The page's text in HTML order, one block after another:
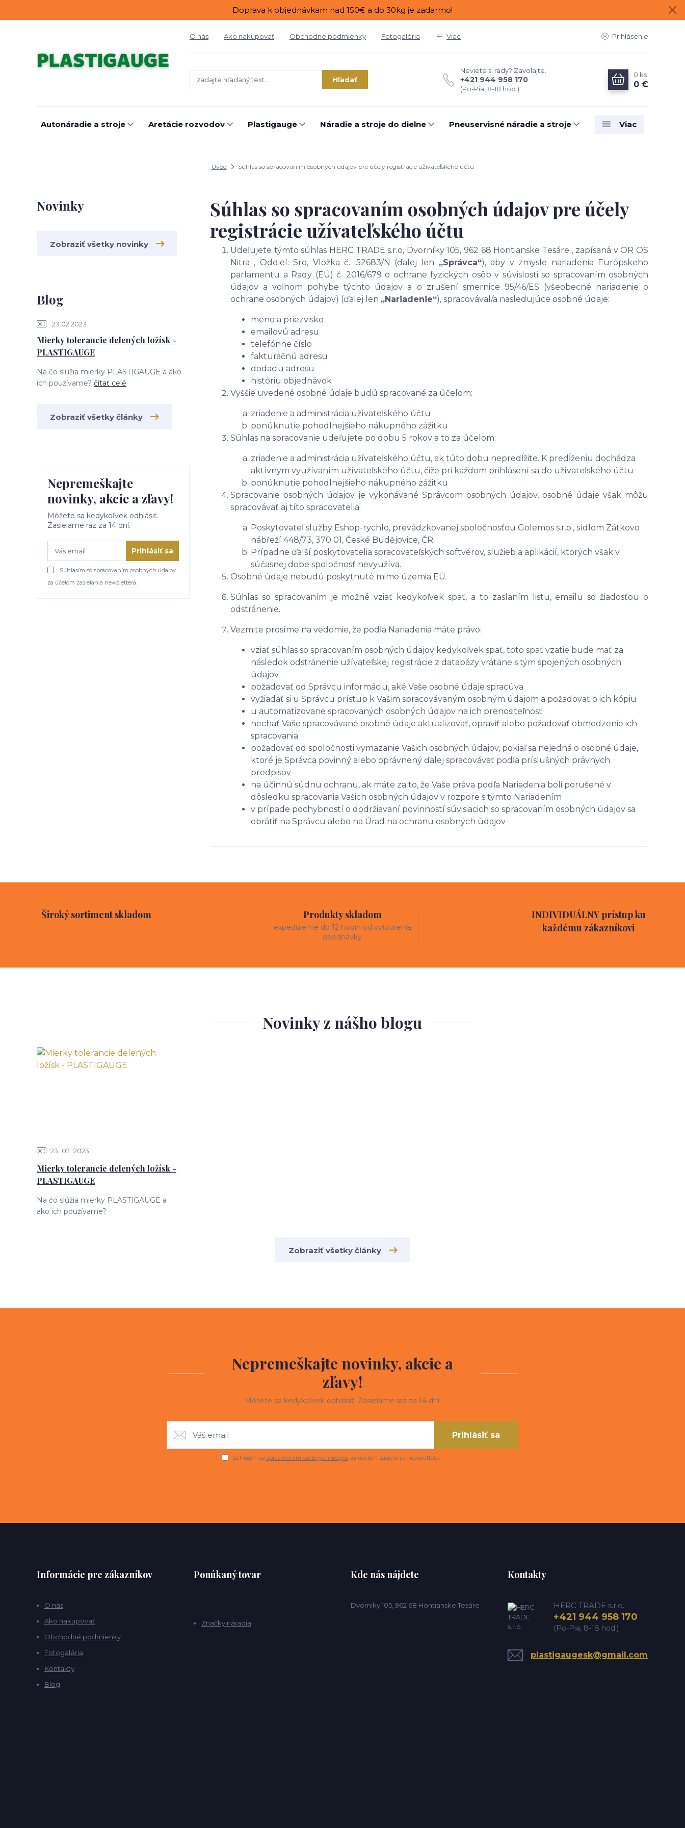
Doprava k objednávkam nad 150€ a do 30kg je zadarmo!
O nás Ako nakupovať Obchodné podmienky Fotogaléria Viac Prihlásenie
Hľadať
Neviete si rady? Zavolajte.
+421 944 958 170
(Po-Pia, 8-18 hod.)
0 ks
0 €
Autonáradie a stroje Aretácie rozvodov Plastigauge Náradie a stroje do dielne Pneuservisné náradie a stroje Viac
Úvod Súhlas so spracovaním osobných údajov pre účely registrácie užívateľského účtu
Novinky
Zobraziť všetky novinky
Blog
23.02.2023
Mierky tolerancie delených ložísk -
PLASTIGAUGE
Na čo slúžia mierky PLASTIGAUGE a ako
ich používame? čítať celé
Zobraziť všetky články
Nepremeškajte
novinky, akcie a zľavy!
Môžete sa kedykoľvek odhlásiť.
Zasielame raz za 14 dní.
Prihlásiť sa
Súhlasím so spracovaním osobných údajov
za účelom zasielania newslettera.
Súhlas so spracovaním osobných údajov pre účely
registrácie užívateľského účtu
Udeľujete týmto súhlas HERC TRADE s.r.o, Dvorníky 105, 962 68 Hontianske Tesáre , zapísaná v OR OS
Nitra , Oddiel: Sro, Vložka č.: 52683/N (ďalej len „Správca“), aby v zmysle nariadenia Európskeho
parlamentu a Rady (EÚ) č. 2016/679 o ochrane fyzických osôb v súvislosti so spracovaním osobných
údajov a voľnom pohybe týchto údajov a o zrušení smernice 95/46/ES (všeobecné nariadenie o
ochrane osobných údajov) (ďalej len „Nariadenie“), spracovával/a nasledujúce osobné údaje:
meno a priezvisko
emailovú adresu
telefónne číslo
fakturačnú adresu
dodaciu adresu
históriu objednávok
Vyššie uvedené osobné údaje budú spracované za účelom:
zriadenie a administrácia užívateľského účtu
ponúknutie pohodlnejšieho nákupného zážitku
Súhlas na spracovanie udeľujete po dobu 5 rokov a to za účelom:
zriadenie a administrácia užívateľského účtu, ak túto dobu nepredĺžite. K predĺženiu dochádza
aktívnym využívaním užívateľského účtu, čiže pri každom prihlásení sa do užívateľského účtu
ponúknutie pohodlnejšieho nákupného zážitku
Spracovanie osobných údajov je vykonávané Správcom osobných údajov, osobné údaje však môžu
spracovávať aj títo spracovatelia:
Poskytovateľ služby Eshop-rychlo, prevádzkovanej spoločnosťou Golemos s.r.o., sídlom Zátkovo
nábřeží 448/73, 370 01, České Budějovice, ČR
Prípadne ďalší poskytovatelia spracovateľských softvérov, služieb a aplikácií, ktorých však v
súčasnej dobe spoločnosť nevyužíva.
Osobné údaje nebudú poskytnuté mimo územia EÚ.
Súhlas so spracovaním je možné vziať kedykoľvek späť, a to zaslaním listu, emailu so žiadosťou o
odstránenie.
Vezmite prosíme na vedomie, že podľa Nariadenia máte právo:
vziať súhlas so spracovaním osobných údajov kedykoľvek späť, toto späť vzatie bude mať za
následok odstránenie užívateľskej registrácie z databázy vrátane s tým spojených osobných
údajov
požadovať od Správcu informáciu, aké Vaše osobné údaje spracúva
vyžiadať si u Správcu prístup k Vašim spracovávaným osobným údajom a požadovať o ich kópiu
u automatizovane spracovaných osobných údajov na ich prenositeľnosť
nechať Vaše spracovávané osobné údaje aktualizovať, opraviť alebo požadovať obmedzenie ich
spracovania
požadovať od spoločnosti vymazanie Vašich osobných údajov, pokiaľ sa nejedná o osobné údaje,
ktoré je Správca povinný alebo oprávnený ďalej spracovávať podľa príslušných právnych
predpisov
na účinnú súdnu ochranu, ak máte za to, že Vaše práva podľa Nariadenia boli porušené v
dôsledku spracovania Vašich osobných údajov v rozpore s týmto Nariadením
v prípade pochybností o dodržiavaní povinností súvisiacich so spracovaním osobných údajov sa
obrátiť na Správcu alebo na Úrad na ochranu osobných údajov
Široký sortiment skladom Produkty skladom
expedujeme do 12 hodín od vytvorenia
obednávky
INDIVIDUÁLNY prístup ku
každému zákazníkovi
Novinky z nášho blogu
23 02 2023
Mierky tolerancie delených ložísk -
PLASTIGAUGE
Na čo slúžia mierky PLASTIGAUGE a
ako ich používame?
Zobraziť všetky články
Nepremeškajte novinky, akcie a
zľavy!
Môžete sa kedykoľvek odhlásiť. Zasielame raz za 14 dní.
Prihlásiť sa
Súhlasím so spracovaním osobných údajovza účelom zasielania newslettera.
Informácie pre zákazníkov
O nás
Ako nakupovať
Obchodné podmienky
Fotogaléria
Kontakty
Blog
Ponúkaný tovar
Značky náradia
Kde nás nájdete
Dvorníky 105, 962 68 Hontianske Tesáre
Kontakty
HERC TRADE s.r.o.
+421 944 958 170
(Po-Pia, 8-18 hod.)
plastigaugesk@gmail.com